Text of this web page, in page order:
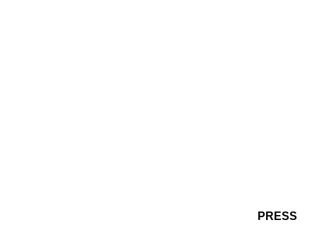
PRESS